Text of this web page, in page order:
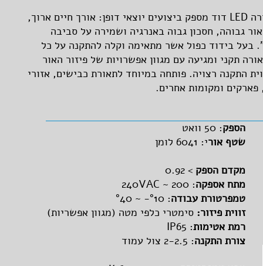
הספק: 50 וואט
שטף אורי: 6041 לומן
מקדם הספק > 0.92
מתח אספקה: 200 ~ 240VAC
טמפרטורת עבודה: °10- ~ °40
זווית פיזור: סימטרי כלפי מטה (מגוון אפשריות)
רמת אטימות: IP65
צורת התקנה: 2-2.5 צול עמוד
גוף תאורה LED דוד מספק ביצועים יוצאי דופן: אורך חיים ארוך,
גבוהה, חסכון גבוה באנרגיה ושמירה על סביבה
בעל בידוד כפול אשר מתאימה וקלה להתקנה על כל
תקני ומגיעה עם מגוון אפשרויות של פיזור האור
התקנה רצויה. פותחה במיוחד לתאורת כבישים, אזורי
פארקים ומקומות אחרים.